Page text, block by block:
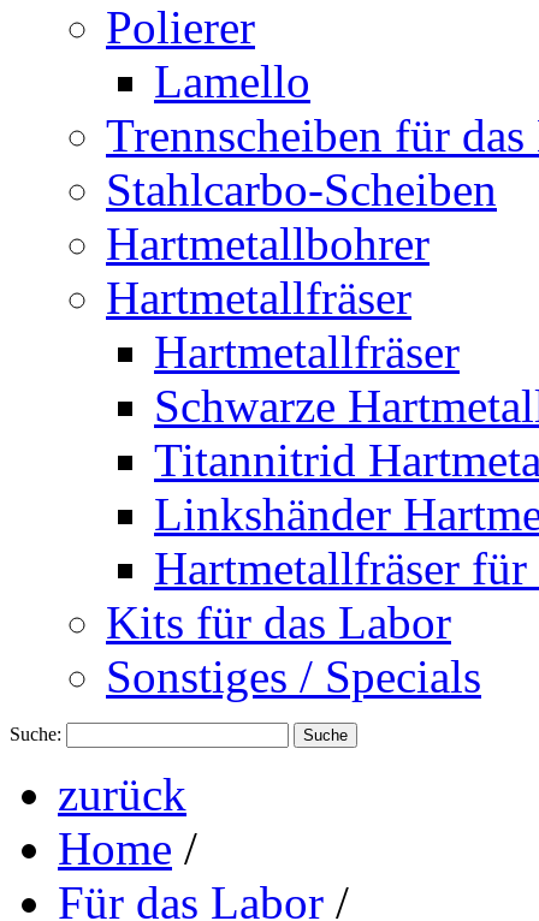
Polierer
Lamello
Trennscheiben für
Stahlcarbo-Scheiben
Hartmetallbohrer
Hartmetallfräser
Hartmetallfräser
Schwarze
Titannitrid
Linkshänder
Hartmetallfräser
Kits für das Labor
Sonstiges / Specials
Suche: Suche
zurück
Home /
Für das Labor /